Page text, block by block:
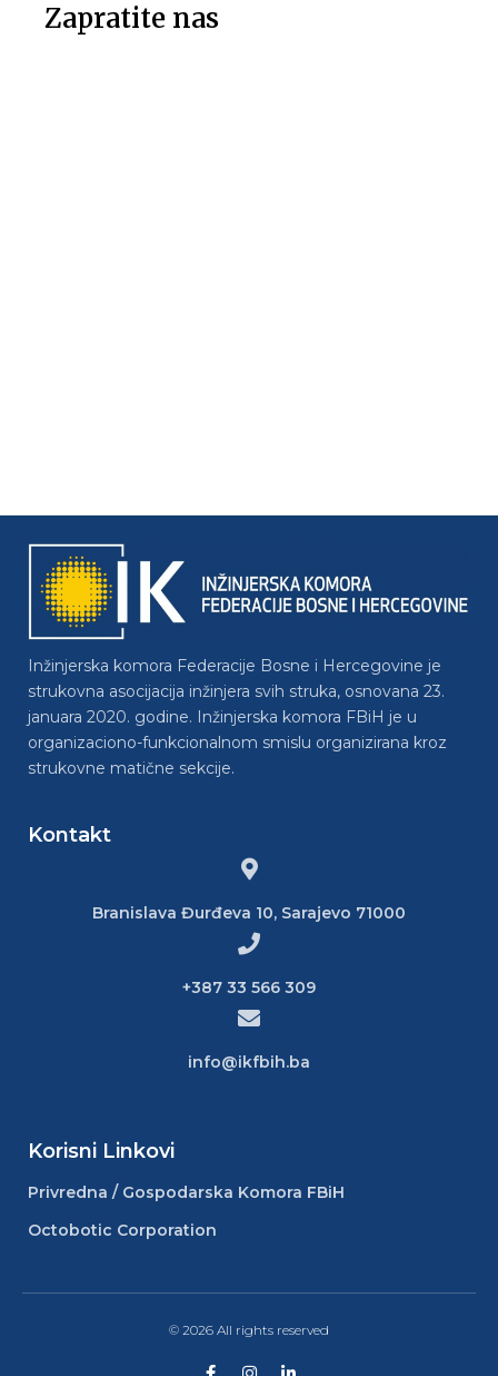
Zapratite nas
Inžinjerska komora Federacije Bosne i Hercegovine je
strukovna asocijacija inžinjera svih struka, osnovana 23.
januara 2020. godine. Inžinjerska komora FBiH je u
organizaciono-funkcionalnom smislu organizirana kroz
strukovne matične sekcije.
Kontakt
Branislava Đurđeva 10, Sarajevo 71000
+387 33 566 309
info@ikfbih.ba
Korisni Linkovi
Privredna / Gospodarska Komora FBiH
Octobotic Corporation
© 2026 All rights reserved